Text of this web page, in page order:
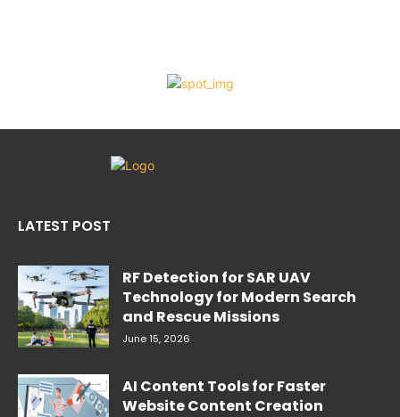
LATEST POST
RF Detection for SAR UAV
Technology for Modern Search
and Rescue Missions
June 15, 2026
AI Content Tools for Faster
Website Content Creation